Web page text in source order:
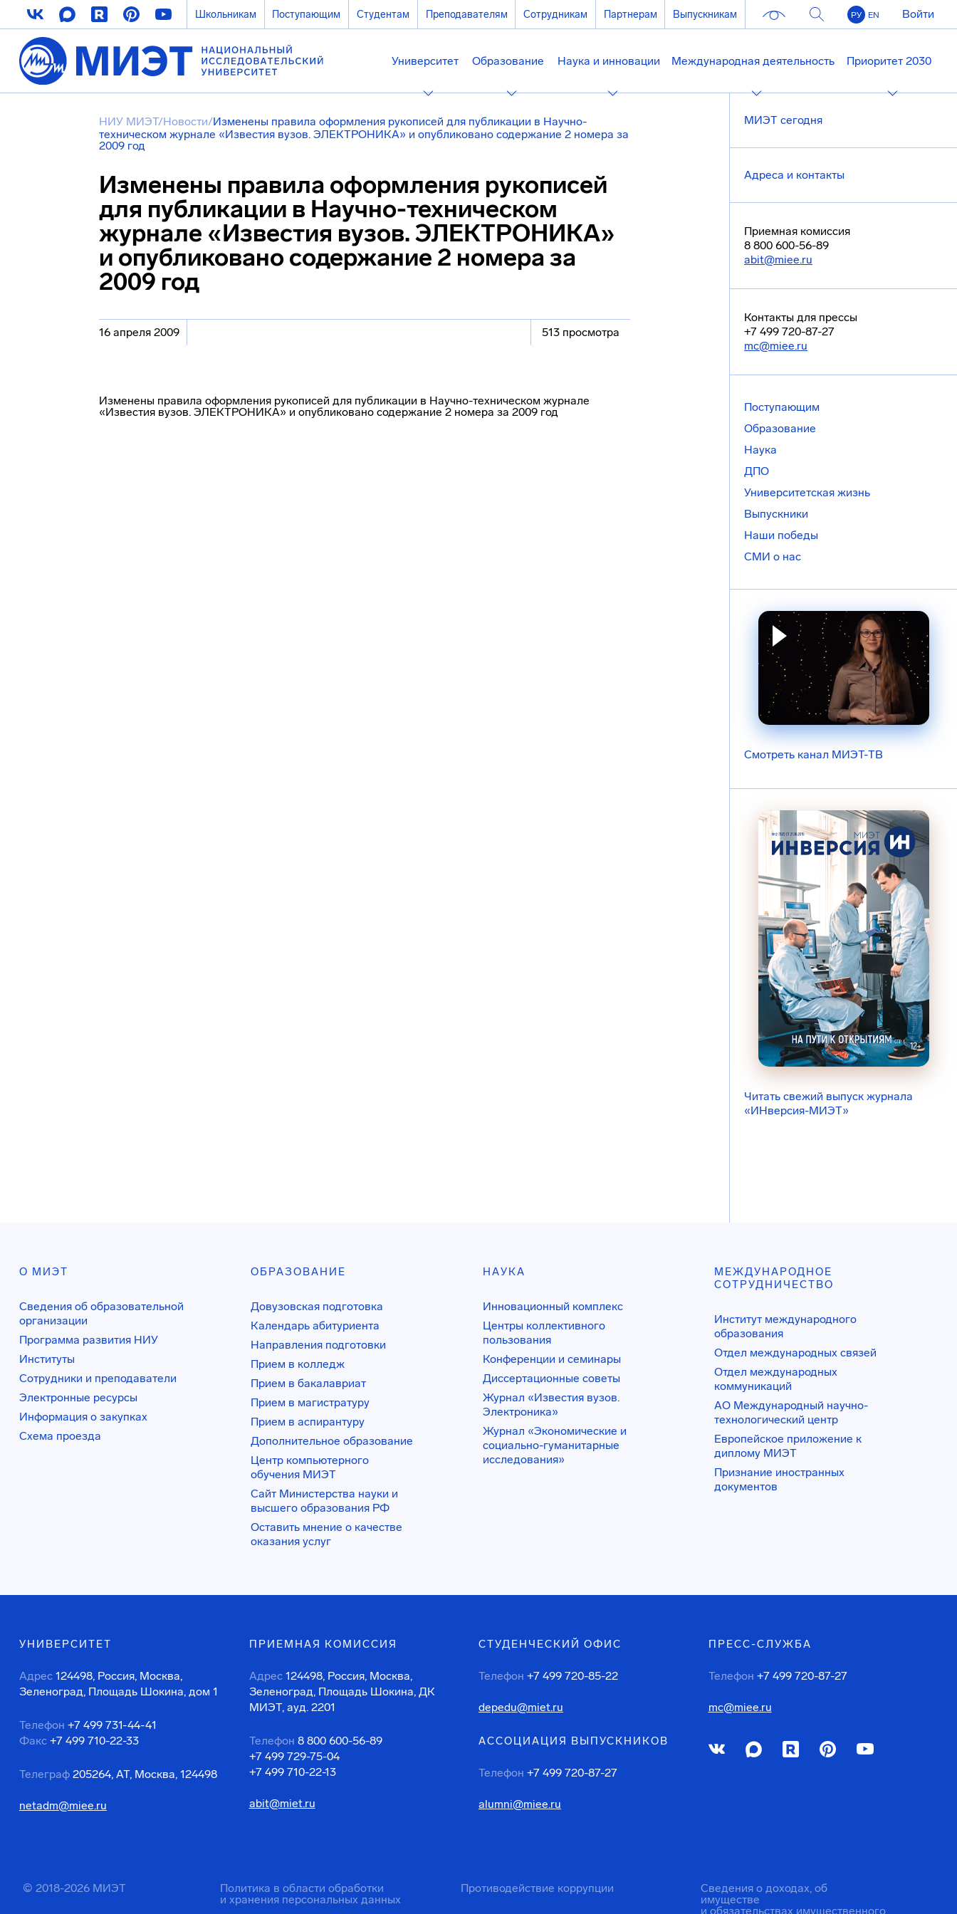
Школьникам Поступающим Студентам Преподавателям Сотрудникам Партнерам Выпускникам РУ EN Войти
Университет Образование Наука и инновации Международная деятельность Приоритет 2030
НИУ МИЭТ/Новости/Изменены правила оформления рукописей для публикации в Научно-
техническом журнале «Известия вузов. ЭЛЕКТРОНИКА» и опубликовано содержание 2 номера за
2009 год
Изменены правила оформления рукописей
для публикации в Научно-техническом
журнале «Известия вузов. ЭЛЕКТРОНИКА»
и опубликовано содержание 2 номера за
2009 год
16 апреля 2009 513 просмотра
Изменены правила оформления рукописей для публикации в Научно-техническом журнале
«Известия вузов. ЭЛЕКТРОНИКА» и опубликовано содержание 2 номера за 2009 год
МИЭТ сегодня
Адреса и контакты
Приемная комиссия
8 800 600-56-89
abit@miee.ru
Контакты для прессы
+7 499 720-87-27
mc@miee.ru
Поступающим
Образование
Наука
ДПО
Университетская жизнь
Выпускники
Наши победы
СМИ о нас
Смотреть канал МИЭТ-ТВ
Читать свежий выпуск журнала
«ИНверсия-МИЭТ»
О МИЭТ
Сведения об образовательной
организации
Программа развития НИУ
Институты
Сотрудники и преподаватели
Электронные ресурсы
Информация о закупках
Схема проезда
ОБРАЗОВАНИЕ
Довузовская подготовка
Календарь абитуриента
Направления подготовки
Прием в колледж
Прием в бакалавриат
Прием в магистратуру
Прием в аспирантуру
Дополнительное образование
Центр компьютерного
обучения МИЭТ
Сайт Министерства науки и
высшего образования РФ
Оставить мнение о качестве
оказания услуг
НАУКА
Инновационный комплекс
Центры коллективного
пользования
Конференции и семинары
Диссертационные советы
Журнал «Известия вузов.
Электроника»
Журнал «Экономические и
социально-гуманитарные
исследования»
МЕЖДУНАРОДНОЕ
СОТРУДНИЧЕСТВО
Институт международного
образования
Отдел международных связей
Отдел международных
коммуникаций
АО Международный научно-
технологический центр
Европейское приложение к
диплому МИЭТ
Признание иностранных
документов
УНИВЕРСИТЕТ
Адрес 124498, Россия, Москва,
Зеленоград, Площадь Шокина, дом 1
Телефон +7 499 731-44-41
Факс +7 499 710-22-33
Телеграф 205264, АТ, Москва, 124498
netadm@miee.ru
ПРИЕМНАЯ КОМИССИЯ
Адрес 124498, Россия, Москва,
Зеленоград, Площадь Шокина, ДК
МИЭТ, ауд. 2201
Телефон 8 800 600-56-89
+7 499 729-75-04
+7 499 710-22-13
abit@miet.ru
СТУДЕНЧЕСКИЙ ОФИС
Телефон +7 499 720-85-22
depedu@miet.ru
АССОЦИАЦИЯ ВЫПУСКНИКОВ
Телефон +7 499 720-87-27
alumni@miee.ru
ПРЕСС-СЛУЖБА
Телефон +7 499 720-87-27
mc@miee.ru
© 2018-2026 МИЭТ
Политика в области обработки
и хранения персональных данных
Противодействие коррупции
Сведения о доходах, об
имуществе
и обязательствах имущественного